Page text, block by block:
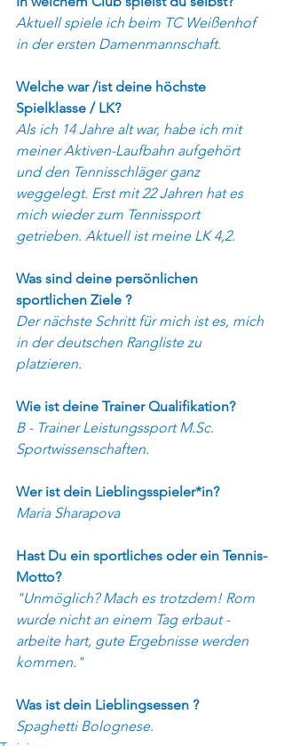
Aktuell spiele ich beim TC Weißenhof
in der ersten Damenmannschaft.
Welche war /ist deine höchste
Spielklasse / LK?
Als ich 14 Jahre alt war, habe ich mit
meiner Aktiven-Laufbahn aufgehört
und den Tennisschläger ganz
weggelegt. Erst mit 22 Jahren hat es
mich wieder zum Tennissport
getrieben. Aktuell ist meine LK 4,2.
Was sind deine persönlichen
sportlichen Ziele ?
Der nächste Schritt für mich ist es, mich
in der deutschen Rangliste zu
platzieren.
Wie ist deine Trainer Qualifikation?
B - Trainer Leistungssport M.Sc.
Sportwissenschaften.
Wer ist dein Lieblingsspieler*in?
Maria Sharapova
Hast Du ein sportliches oder ein Tennis-
Motto?
"Unmöglich? Mach es trotzdem! Rom
wurde nicht an einem Tag erbaut -
arbeite hart, gute Ergebnisse werden
kommen."
Was ist dein Lieblingsessen ?
Spaghetti Bolognese.